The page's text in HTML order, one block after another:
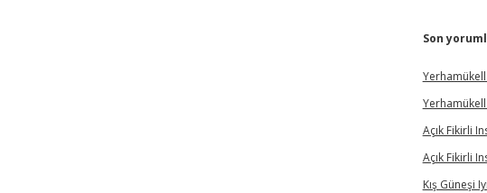
Son
Açık Fikirli
Açık Fikirli
Kış Güneşi